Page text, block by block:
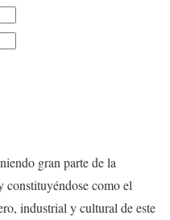
gran parte de la
como el
industrial y cultural de este